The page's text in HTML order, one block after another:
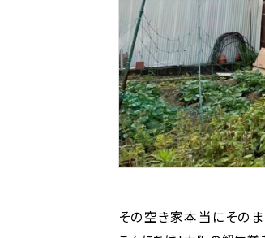
その空き家本当にその